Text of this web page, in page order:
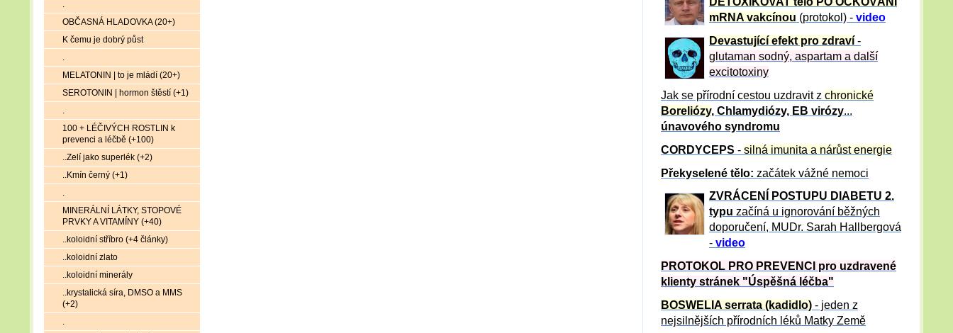
mRNA vakcínou (protokol) - video
Devastující efekt pro zdraví-
glutaman sodný, aspartam a další
excitotoxiny
Jak se přírodní cestou uzdravit z chronické
Boreliózy, Chlamydiózy, EB virózy...
únavového syndromu
CORDYCEPS - silná imunita a nárůst energie
Překyselené tělo: začátek vážné nemoci
ZVRÁCE NÍ POSTUPU DIABETU 2.
typu začíná u ignorování běžných
doporučení, MUDr. Sarah Hallbergová
- video
PROTOKOL PRO PREVENCI pro uzdravené
klienty stránek "Úspěšná léčba"
BOSWELIA serrata (kadidlo) - jeden z
nejsilnějších přírodních léků Matky Země
.
OBČASNÁ HLADOVKA (20+)
K čemu je dobrý půst
.
MELATONIN | to je mládí (20+)
SEROTONIN | hormon štěstí (+1)
.
100 + LÉČIVÝCH ROSTLIN k
prevenci a léčbě (+100)
..Zelí jako superlék (+2)
..Kmín černý (+1)
.
MINERÁLNÍ LÁTKY, STOPOVÉ
PRVKY A VITAMÍNY (+40)
..koloidní stříbro (+4 články)
..koloidní zlato
..koloidní minerály
..krystalická síra, DMSO a MMS
(+2)
.